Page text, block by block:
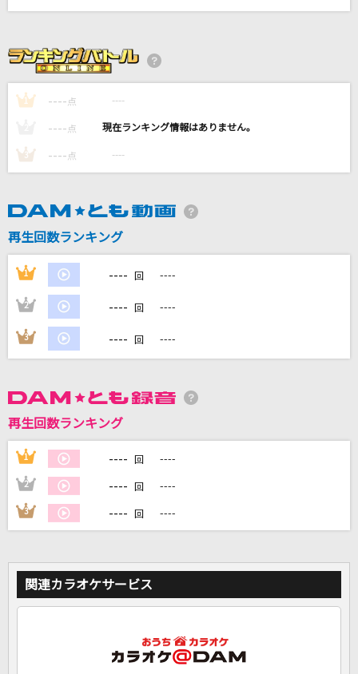
FLOW
[生音]HAPPY BIRTHDAY
back number
くりてぃかるぷりちー
爆風スランプ(BAKUFU-SLUMP)
カラオケ最新情報をチェック！
1 ---- 点 ----
---- 点 ----
3 ---- 点 ----
再生回数ランキング
1 ---- 回 ----
2 ---- 回 ----
3 ---- 回 ----
再生回数ランキング
1 ---- 回 ----
2 ---- 回 ----
3 ---- 回 ----
関連カラオケサービス